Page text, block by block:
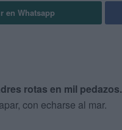
en Whatsapp
rotas en mil pedazos.
con echarse al mar.